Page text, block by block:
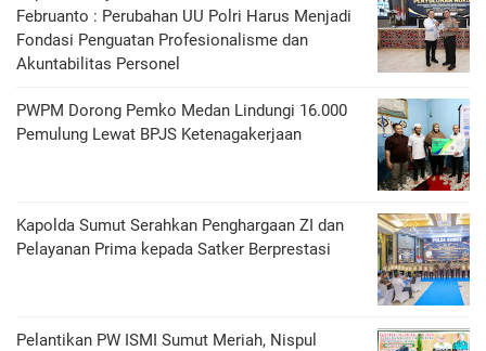
Februanto : Perubahan UU Polri Harus Menjadi
Fondasi Penguatan Profesionalisme dan
Akuntabilitas Personel
PWPM Dorong Pemko Medan Lindungi 16.000
Pemulung Lewat BPJS Ketenagakerjaan
Kapolda Sumut Serahkan Penghargaan ZI dan
Pelayanan Prima kepada Satker Berprestasi
Pelantikan PW ISMI Sumut Meriah, Nispul